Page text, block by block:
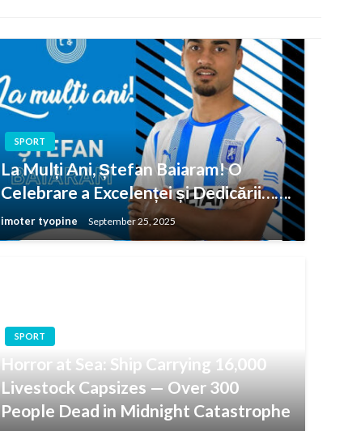
SPORT
La Mulți Ani, Ștefan Baiaram! O
Celebrare a Excelenței și Dedicării…….
imoter tyopine September 25, 2025
SPORT
Horror at Sea: Ship Carrying 16,000
Livestock Capsizes — Over 300
People Dead in Midnight Catastrophe